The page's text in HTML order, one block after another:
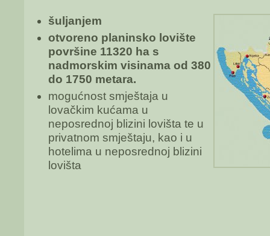
šuljanjem
otvoreno planinsko lovište
površine 11320 ha s
nadmorskim visinama od 380
do 1750 metara.
mogućnost smještaja u
lovačkim kućama u
neposrednoj blizini lovišta te u
privatnom smještaju, kao i u
hotelima u neposrednoj blizini
lovišta